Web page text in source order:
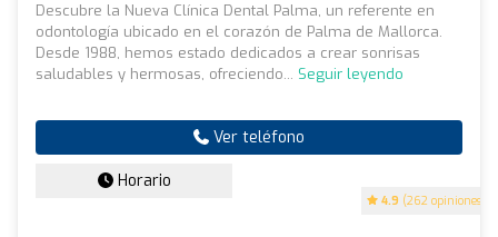
4.9 (262 opiniones)
Descubre la Nueva Clínica Dental Palma, un referente en
odontología ubicado en el corazón de Palma de Mallorca.
Desde 1988, hemos estado dedicados a crear sonrisas
saludables y hermosas, ofreciendo... Seguir leyendo
Ver teléfono
Horario